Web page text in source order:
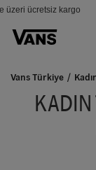
ücretsiz kargo
Vans Türkiye
KADIN